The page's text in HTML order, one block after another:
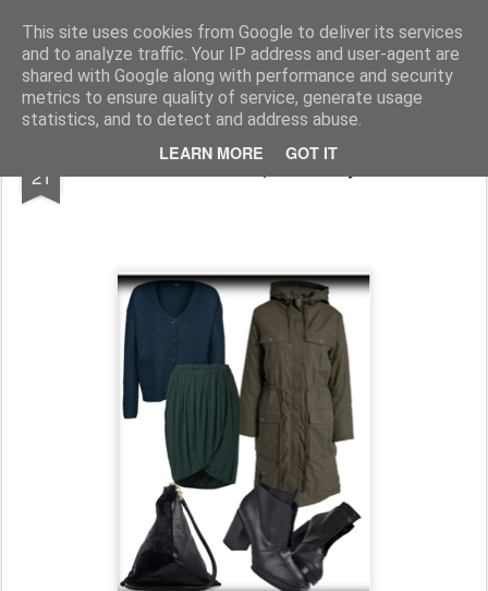
This site uses cookies from Google to deliver its services
and to analyze traffic. Your IP address and user-agent are
shared with Google along with performance and security
metrics to ensure quality of service, generate usage
statistics, and to detect and address abuse.
LEARN MORE GOT IT
IS THE NEW IS THE NEW wurde im August 2011 gegründet: IS THE NEW ist eine internationale Begegnung mit angesagten, bekannten und neu entdeckten Labels, die den Ansprüchen der heutigen Fashionistas gerecht werden: qualitativ hochwertige Materialen treffen auf einen cleanen, modernen Look!
21 Best of Cheap Monday Sale